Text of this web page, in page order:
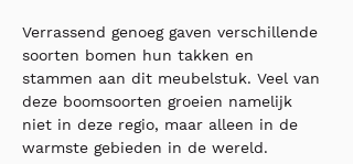
Verrassend genoeg gaven verschillende
soorten bomen hun takken en
stammen aan dit meubelstuk. Veel van
deze boomsoorten groeien namelijk
niet in deze regio, maar alleen in de
warmste gebieden in de wereld.